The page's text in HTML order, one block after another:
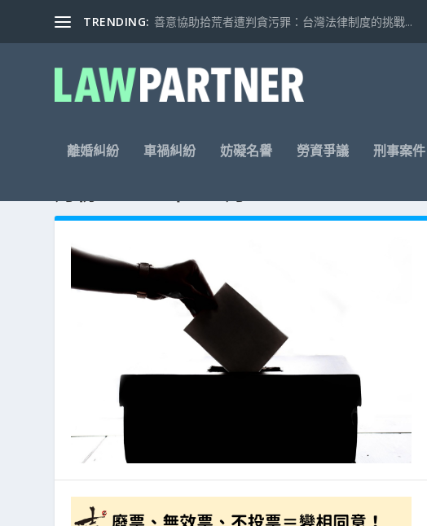
TRENDING: 善意協助拾荒者遭判貪污罪：台灣法律制度的挑戰...
離婚糾紛 車禍糾紛 妨礙名譽 勞資爭議 刑事案件